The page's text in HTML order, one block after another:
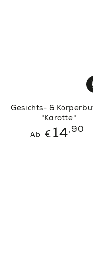
Gesichts- &
"Karotte"
Regulärer
Preis
Ab € 14,90